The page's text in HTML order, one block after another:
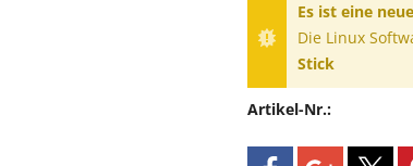
Es ist eine
Die Linux
Stick
Artikel-Nr.: